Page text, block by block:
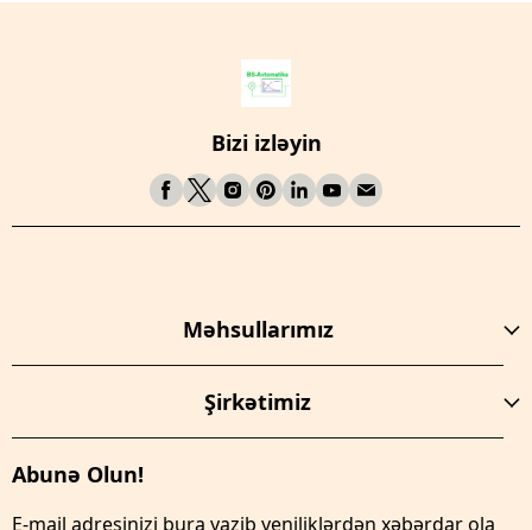
Bizi izləyin
Məhsullarımız
Şirkətimiz
Abunə Olun!
E-mail adresinizi bura yazib yeniliklərdən xəbərdar ola